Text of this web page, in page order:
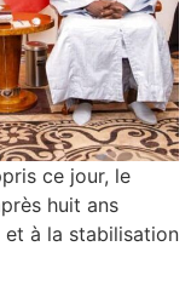
ce jour, le
huit ans
à la stabilisation